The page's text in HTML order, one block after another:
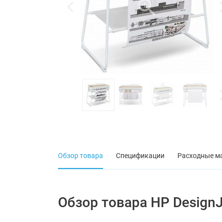
Обзор товара Спецификации Расходные
Обзор товара HP